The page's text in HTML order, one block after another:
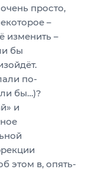
просто,
–
изменить –
бы
по-
бы…)?
и
этом в, опять-